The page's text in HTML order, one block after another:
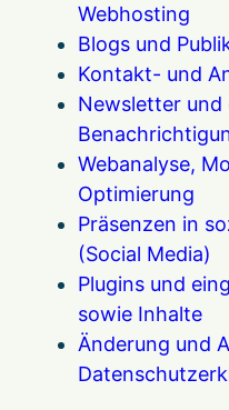
Webhosting
Blogs und
Kontakt- und
Newsletter
Webanalyse,
Optimierung
Präsenzen in
(Social Media)
Plugins und
sowie Inhalte
Änderung und